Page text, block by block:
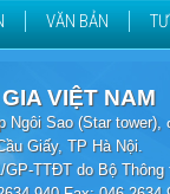
VĂN BẢN
VIỆT NAM
Ngôi Sao (Star
Giấy, TP Hà Nội.
GP-TTĐT do Bộ